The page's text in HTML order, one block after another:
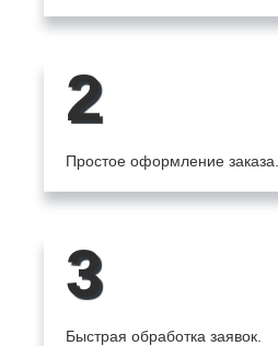
2
Простое оформление заказа.
3
Быстрая обработка заявок.